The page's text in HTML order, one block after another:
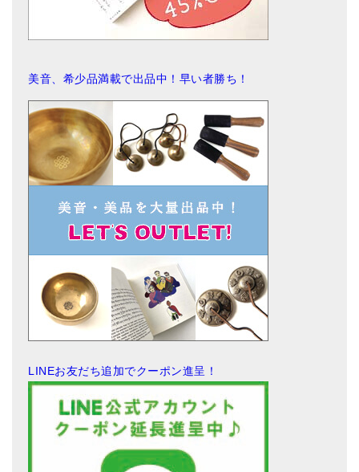
美音、希少品満載で出品中！早い者勝ち！
LINEお友だち追加でクーポン進呈！